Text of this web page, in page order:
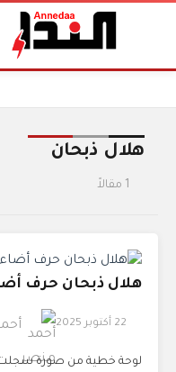
هلال ذبحان
1 مقالاً
هلال ذبحان حرف
22 أكتوبر 2025
لوحة خطية من صورة سجلت